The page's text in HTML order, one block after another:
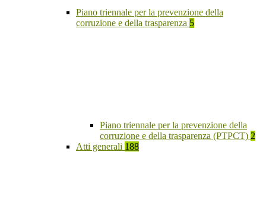
Piano triennale per la prevenzione della
corruzione e della trasparenza 5
Piano triennale per la prevenzione della
corruzione e della trasparenza (PTPCT) 2
Atti generali 188